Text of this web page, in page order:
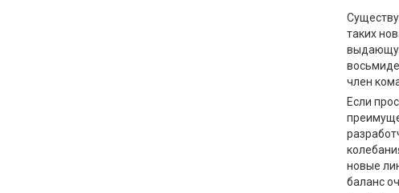
таких
член
Если
новые
баланс